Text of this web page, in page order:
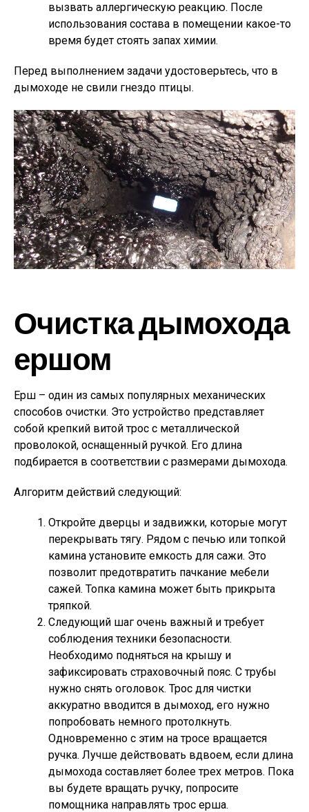
вызвать аллергическую реакцию. После
использования состава в помещении какое-то
время будет стоять запах химии.
Перед выполнением задачи удостоверьтесь, что в
дымоходе не свили гнездо птицы.
Очистка дымохода
ершом
Ерш – один из самых популярных механических
способов очистки. Это устройство представляет
собой крепкий витой трос с металлической
проволокой, оснащенный ручкой. Его длина
подбирается в соответствии с размерами дымохода.
Алгоритм действий следующий:
Откройте дверцы и задвижки, которые могут
перекрывать тягу. Рядом с печью или топкой
камина установите емкость для сажи. Это
позволит предотвратить пачкание мебели
сажей. Топка камина может быть прикрыта
тряпкой.
Следующий шаг очень важный и требует
соблюдения техники безопасности.
Необходимо подняться на крышу и
зафиксировать страховочный пояс. С трубы
нужно снять оголовок. Трос для чистки
аккуратно вводится в дымоход, его нужно
попробовать немного протолкнуть.
Одновременно с этим на тросе вращается
ручка. Лучше действовать вдвоем, если длина
дымохода составляет более трех метров. Пока
вы будете вращать ручку, попросите
помощника направлять трос ерша.